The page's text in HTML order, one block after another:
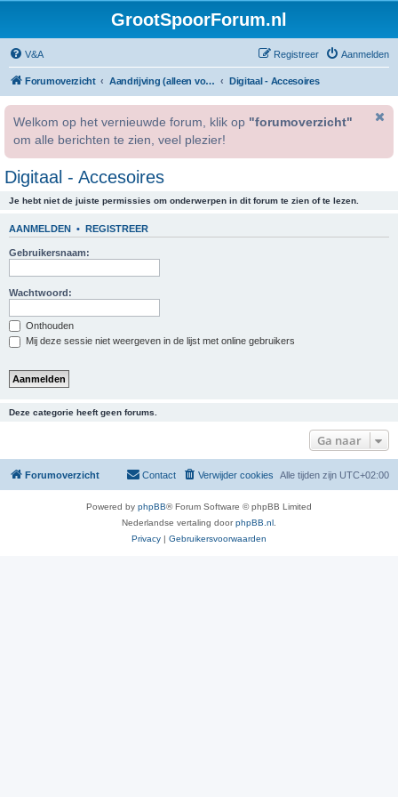
GrootSpoorForum.nl
V&A Aanmelden
Registreer
Forumoverzicht Aandrijving (alleen voor geregistreerde gebruikers). Digitaal - Accesoires
Welkom op het vernieuwde forum, klik op "forumoverzicht"
om alle berichten te zien, veel plezier!
Digitaal - Accesoires
Je hebt niet de juiste permissies om onderwerpen in dit forum te zien of te lezen.
AANMELDEN • REGISTREER
Gebruikersnaam:
Wachtwoord:
Onthouden
Mij deze sessie niet weergeven in de lijst met online gebruikers
Deze categorie heeft geen forums.
Ga naar
Forumoverzicht Alle tijden zijn UTC+02:00
Verwijder cookies
Contact
Powered by phpBB® Forum Software © phpBB Limited
Nederlandse vertaling doorphpBB.nl
Privacy | Gebruikersvoorwaarden